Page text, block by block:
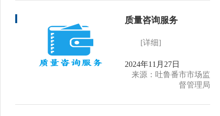
质量咨询服务
[详细]
2024年11月27日
来源：吐鲁番市市场监
督管理局